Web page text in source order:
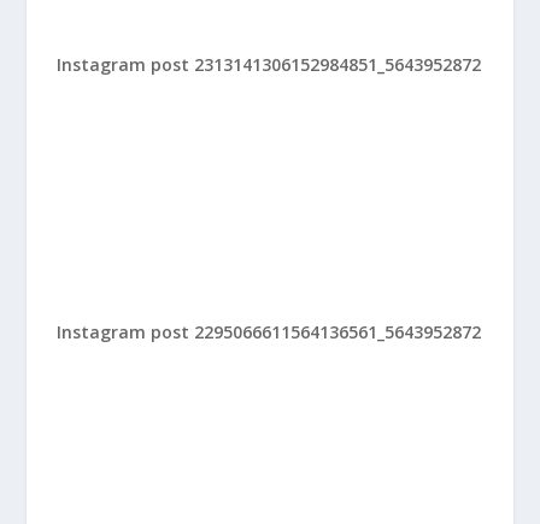
Instagram post 2313141306152984851_5643952872
Instagram post 2295066611564136561_5643952872